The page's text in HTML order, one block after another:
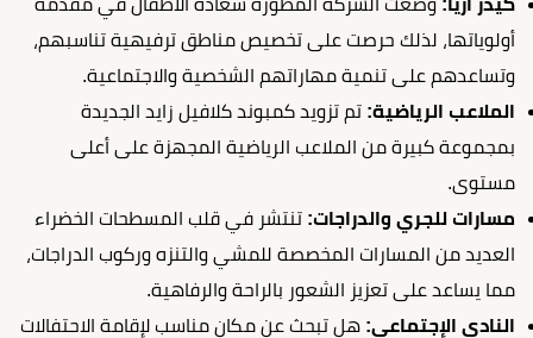
كيدز اريا: وضعت الشركة المطورة سعادة الأطفال في مقدمة
أولوياتها، لذلك حرصت على تخصيص مناطق ترفيهية تناسبهم،
وتساعدهم على تنمية مهاراتهم الشخصية والاجتماعية.
الملاعب الرياضية: تم تزويد كمبوند كلافيل زايد الجديدة
بمجموعة كبيرة من الملاعب الرياضية المجهزة على أعلى
مستوى.
مسارات للجري والدراجات: تنتشر في قلب المسطحات الخضراء
العديد من المسارات المخصصة للمشي والتنزه وركوب الدراجات،
مما يساعد على تعزيز الشعور بالراحة والرفاهية.
النادي الإجتماعي: هل تبحث عن مكان مناسب لإقامة الاحتفالات